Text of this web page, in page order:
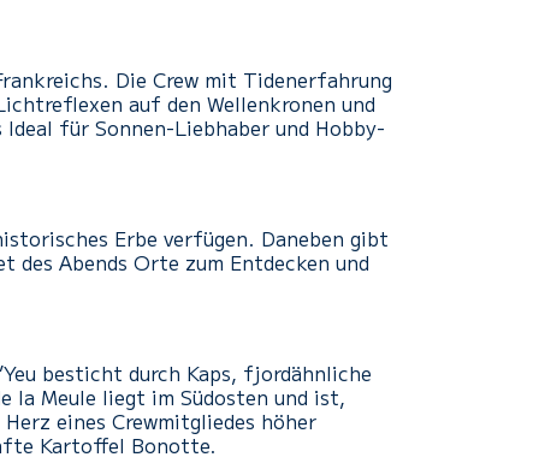
Die Crew mit Tidenerfahrung
auf den Wellenkronen und
für Sonnen-Liebhaber und Hobby-
Erbe verfügen. Daneben gibt
Abends Orte zum Entdecken und
besticht durch Kaps, fjordähnliche
la Meule liegt im Südosten und ist,
eines Crewmitgliedes höher
Kartoffel Bonotte.